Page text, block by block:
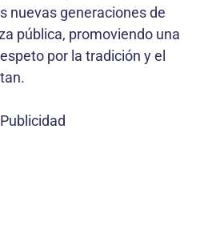
nuevas generaciones de
pública, promoviendo una
por la tradición y el
Publicidad